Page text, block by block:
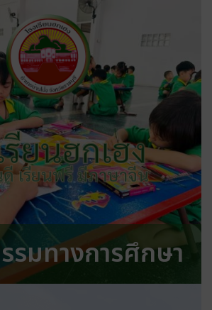
รียนฮกเฮง
ดี เรียนฟรี มีภาษาจีน
รมทางการศึกษา